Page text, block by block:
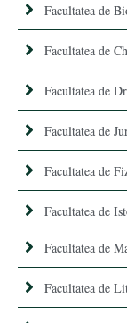
Facultatea de
Facultatea de
Facultatea de
Facultatea de
Facultatea de
Facultatea de
Facultatea de
Facultatea de